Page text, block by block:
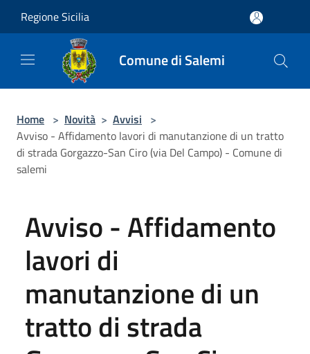
Regione Sicilia
Comune di Salemi
Home > Novità > Avvisi >
Avviso - Affidamento lavori di manutanzione di un tratto
di strada Gorgazzo-San Ciro (via Del Campo) - Comune di
salemi
Avviso - Affidamento
lavori di
manutanzione di un
tratto di strada